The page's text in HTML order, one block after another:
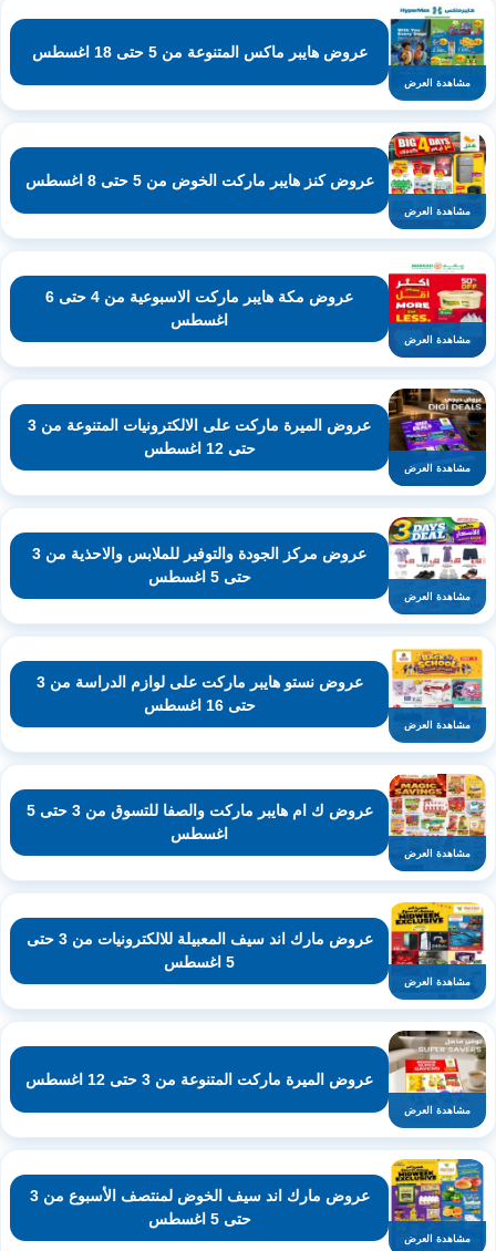
مشاهدة العرض
عروض هايبر ماكس المتنوعة من 5 حتى 18 اغسطس
مشاهدة العرض
عروض كنز هايبر ماركت الخوض من 5 حتى 8 اغسطس
مشاهدة العرض
عروض مكة هايبر ماركت الاسبوعية من 4 حتى 6
اغسطس
مشاهدة العرض
عروض الميرة ماركت على الالكترونيات المتنوعة من 3
حتى 12 اغسطس
مشاهدة العرض
عروض مركز الجودة والتوفير للملابس والاحذية من 3
حتى 5 اغسطس
مشاهدة العرض
عروض نستو هايبر ماركت على لوازم الدراسة من 3
حتى 16 اغسطس
مشاهدة العرض
عروض ك ام هايبر ماركت والصفا للتسوق من 3 حتى 5
اغسطس
مشاهدة العرض
عروض مارك اند سيف المعبيلة للالكترونيات من 3 حتى
5 اغسطس
مشاهدة العرض
عروض الميرة ماركت المتنوعة من 3 حتى 12 اغسطس
مشاهدة العرض
عروض مارك اند سيف الخوض لمنتصف الأسبوع من 3
حتى 5 اغسطس